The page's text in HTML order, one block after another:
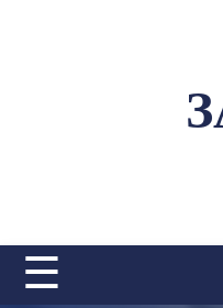
МІЖНАРОДНА ДІЯЛЬНІСТЬ
☰